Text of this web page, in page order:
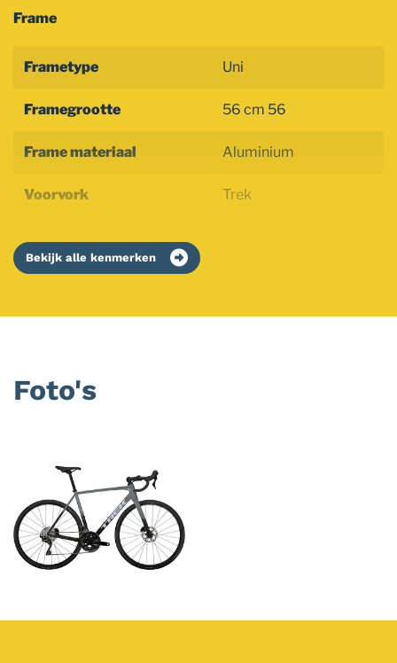
Frame
Frametype Uni
Framegrootte 56 cm 56
Frame materiaal Aluminium
Voorvork Trek
Bekijk alle kenmerken
Foto's